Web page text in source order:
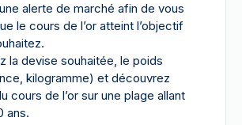
alerte de marché afin de vous
le cours de l’or atteint l’objectif
la devise souhaitée, le poids
kilogramme) et découvrez
cours de l’or sur une plage allant
ans.